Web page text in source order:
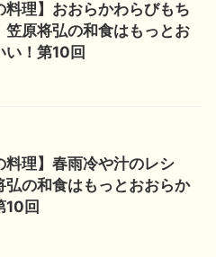
料理】おおらかわらびもち
笠原将弘の和食はもっとお
い！第10回
料理】春雨冷や汁のレシ
弘の和食はもっとおおらか
10回